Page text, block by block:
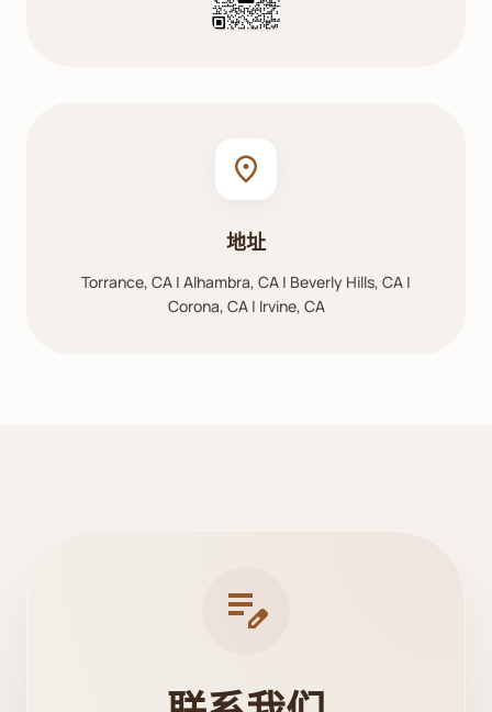
location_on
地址
Torrance, CA | Alhambra, CA | Beverly Hills, CA |
Corona, CA | Irvine, CA
edit_note